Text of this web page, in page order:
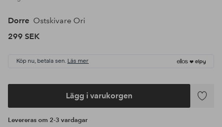
Dorre Ostskivare Ori
299 SEK
Köp nu, betala sen. Läs mer
Lägg i varukorgen
Lägg
Levereras om 2-3 vardagar